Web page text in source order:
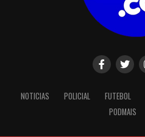
NOTICIAS POLICIAL FUTEBOL
PODMAIS